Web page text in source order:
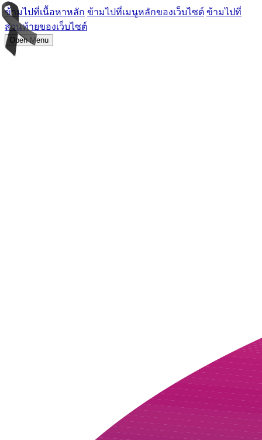
ข้ามไปที่เนื้อหาหลัก ข้ามไปที่เมนูหลักของเว็บไซต์ ข้ามไปที่
ส่วนท้ายของเว็บไซต์
Open Menu